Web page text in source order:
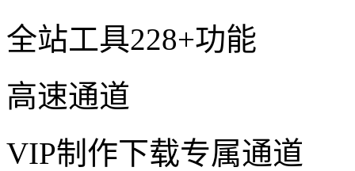
全站工具228+功能
高速通道
VIP制作下载专属通道